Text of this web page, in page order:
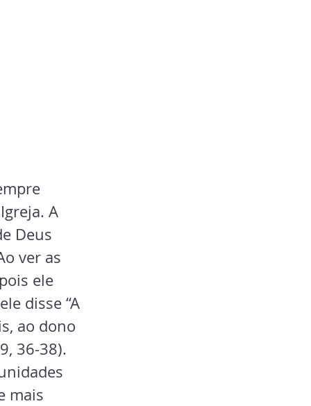
A
Deus
ver as
ele
disse “A
ao dono
36-38).
mais